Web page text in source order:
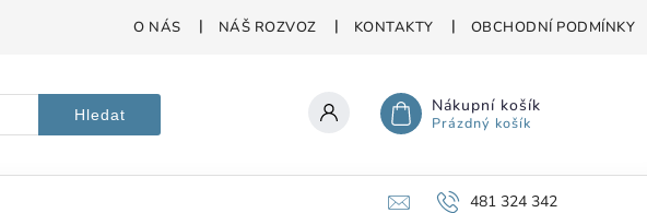
O NÁS NÁŠ ROZVOZ KONTAKTY OBCHODNÍ PODMÍNKY
Hledat Nákupní košík
Prázdný košík
481 324 342